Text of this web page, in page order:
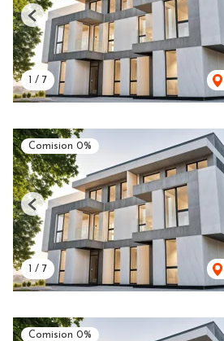
1 / 7
Previous
Comision 0%
1 / 7
Previous
Comision 0%